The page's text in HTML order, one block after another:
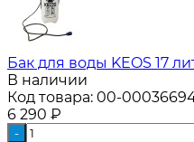
Бак для воды KEOS 17
В наличии
Код товара: 00-
6 290 ₽
-